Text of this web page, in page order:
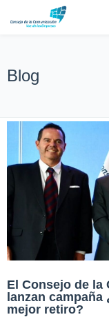
Blog
El Consejo de la
lanzan campaña
mejor retiro?